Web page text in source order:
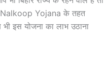
Nalkoop Yojana के तहत
इस योजना का लाभ उठाना